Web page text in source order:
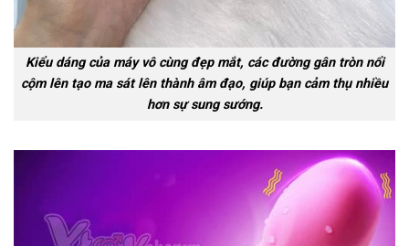
Kiểu dáng của máy vô cùng đẹp mắt, các đường gân tròn nổi
cộm lên tạo ma sát lên thành âm đạo, giúp bạn cảm thụ nhiều
hơn sự sung sướng.